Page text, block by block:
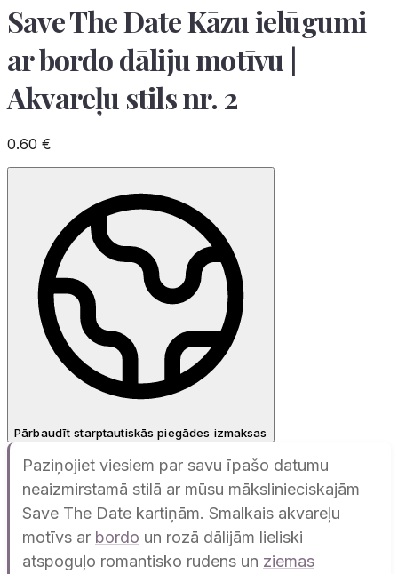
Save The Date Kāzu ielūgumi
ar bordo dāliju motīvu |
Akvareļu stils nr. 2
0.60 €
Pārbaudīt starptautiskās piegādes izmaksas
Paziņojiet viesiem par savu īpašo datumu
neaizmirstamā stilā ar mūsu mākslinieciskajām
Save The Date kartiņām. Smalkais akvareļu
motīvs ar bordo un rozā dālijām lieliski
atspoguļo romantisko rudens un ziemas